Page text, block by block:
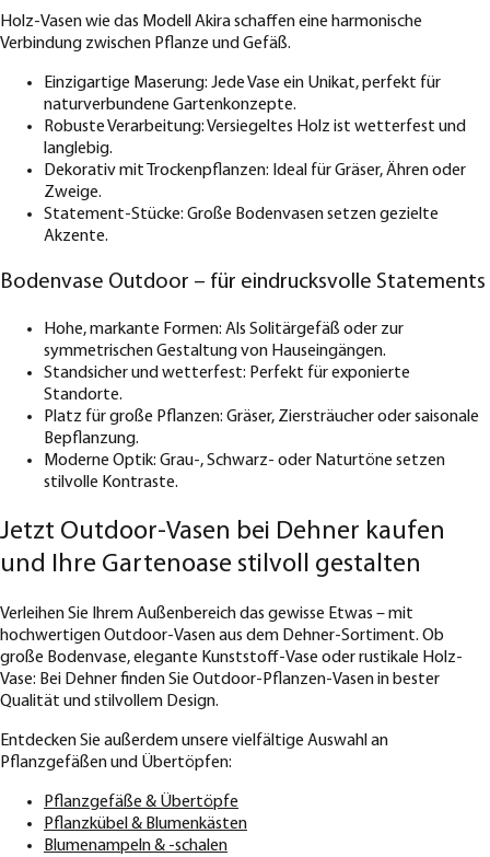
Holz-Vasen wie das Modell Akira schaffen eine harmonische
Verbindung zwischen Pflanze und Gefäß.
Einzigartige Maserung: Jede Vase ein Unikat, perfekt für
naturverbundene Gartenkonzepte.
Robuste Verarbeitung: Versiegeltes Holz ist wetterfest und
langlebig.
Dekorativ mit Trockenpflanzen: Ideal für Gräser, Ähren oder
Zweige.
Statement-Stücke: Große Bodenvasen setzen gezielte
Akzente.
Bodenvase Outdoor – für eindrucksvolle Statements
Hohe, markante Formen: Als Solitärgefäß oder zur
symmetrischen Gestaltung von Hauseingängen.
Standsicher und wetterfest: Perfekt für exponierte
Standorte.
Platz für große Pflanzen: Gräser, Ziersträucher oder saisonale
Bepflanzung.
Moderne Optik: Grau-, Schwarz- oder Naturtöne setzen
stilvolle Kontraste.
Jetzt Outdoor-Vasen bei Dehner kaufen
und Ihre Gartenoase stilvoll gestalten
Verleihen Sie Ihrem Außenbereich das gewisse Etwas – mit
hochwertigen Outdoor-Vasen aus dem Dehner-Sortiment. Ob
große Bodenvase, elegante Kunststoff-Vase oder rustikale Holz-
Vase: Bei Dehner finden Sie Outdoor-Pflanzen-Vasen in bester
Qualität und stilvollem Design.
Entdecken Sie außerdem unsere vielfältige Auswahl an
Pflanzgefäßen und Übertöpfen:
Pflanzgefäße & Übertöpfe
Pflanzkübel & Blumenkästen
Blumenampeln & -schalen